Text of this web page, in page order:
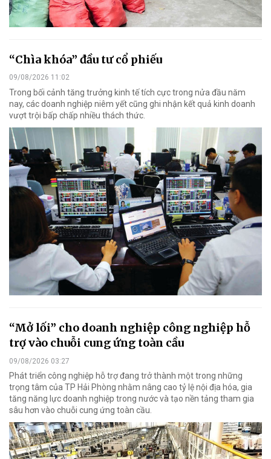
“Chìa khóa” đầu tư cổ phiếu
09/08/2026 11:02
Trong bối cảnh tăng trưởng kinh tế tích cực trong nửa đầu năm
nay, các doanh nghiệp niêm yết cũng ghi nhận kết quả kinh doanh
vượt trội bấp chấp nhiều thách thức.
“Mở lối” cho doanh nghiệp công nghiệp hỗ
trợ vào chuỗi cung ứng toàn cầu
09/08/2026 03:27
Phát triển công nghiệp hỗ trợ đang trở thành một trong những
trọng tâm của TP Hải Phòng nhằm nâng cao tỷ lệ nội địa hóa, gia
tăng năng lực doanh nghiệp trong nước và tạo nền tảng tham gia
sâu hơn vào chuỗi cung ứng toàn cầu.